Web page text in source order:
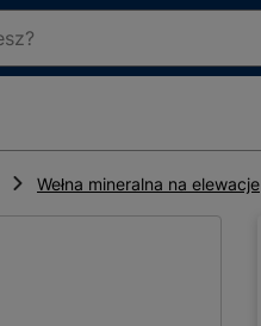
Wełna mineralna na elewacje